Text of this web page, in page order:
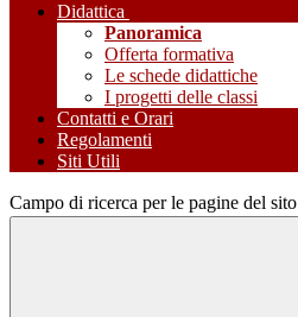
Didattica
Panoramica
Offerta formativa
Le schede didattiche
I progetti delle classi
Contatti e Orari
Regolamenti
Siti Utili
Campo di ricerca per le pagine del sito